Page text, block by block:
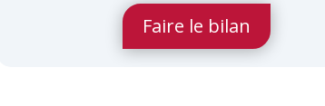
Faire le bilan